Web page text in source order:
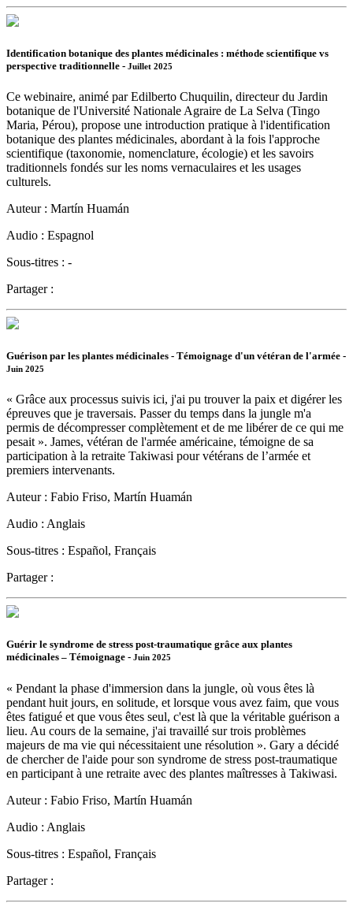
Identification botanique des plantes médicinales : méthode scientifique vs
perspective traditionnelle - Juillet 2025
Ce webinaire, animé par Edilberto Chuquilin, directeur du Jardin
botanique de l'Université Nationale Agraire de La Selva (Tingo
Maria, Pérou), propose une introduction pratique à l'identification
botanique des plantes médicinales, abordant à la fois l'approche
scientifique (taxonomie, nomenclature, écologie) et les savoirs
traditionnels fondés sur les noms vernaculaires et les usages
culturels.
Auteur : Martín Huamán
Audio : Espagnol
Sous-titres : -
Partager :
Guérison par les plantes médicinales - Témoignage d'un vétéran de l'armée -
Juin 2025
« Grâce aux processus suivis ici, j'ai pu trouver la paix et digérer les
épreuves que je traversais. Passer du temps dans la jungle m'a
permis de décompresser complètement et de me libérer de ce qui me
pesait ». James, vétéran de l'armée américaine, témoigne de sa
participation à la retraite Takiwasi pour vétérans de l’armée et
premiers intervenants.
Auteur : Fabio Friso, Martín Huamán
Audio : Anglais
Sous-titres : Español, Français
Partager :
Guérir le syndrome de stress post-traumatique grâce aux plantes
médicinales – Témoignage - Juin 2025
« Pendant la phase d'immersion dans la jungle, où vous êtes là
pendant huit jours, en solitude, et lorsque vous avez faim, que vous
êtes fatigué et que vous êtes seul, c'est là que la véritable guérison a
lieu. Au cours de la semaine, j'ai travaillé sur trois problèmes
majeurs de ma vie qui nécessitaient une résolution ». Gary a décidé
de chercher de l'aide pour son syndrome de stress post-traumatique
en participant à une retraite avec des plantes maîtresses à Takiwasi.
Auteur : Fabio Friso, Martín Huamán
Audio : Anglais
Sous-titres : Español, Français
Partager :